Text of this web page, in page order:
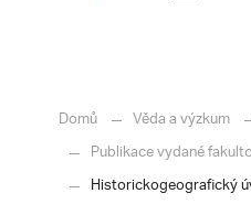
Domů Věda a výzkum
Publikace vydané
Historickogeografický